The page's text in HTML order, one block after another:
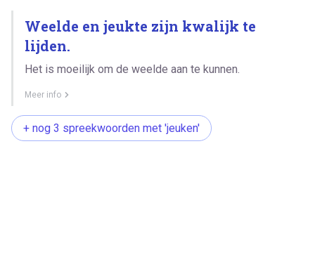
Weelde en jeukte zijn kwalijk te
lijden.
Het is moeilijk om de weelde aan te kunnen.
Meer info
+ nog 3 spreekwoorden met 'jeuken'